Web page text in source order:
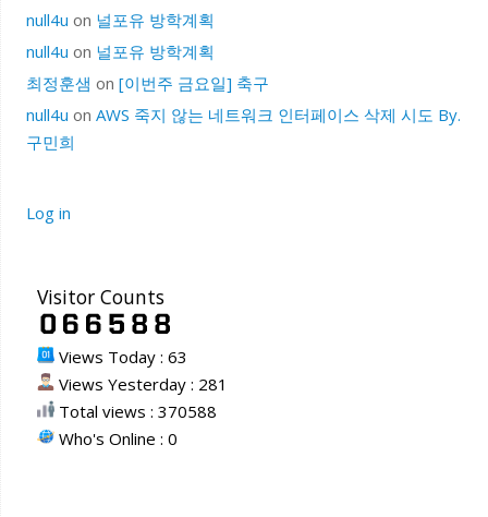
null4u on 널포유 방학계획
null4u on 널포유 방학계획
최정훈샘 on [이번주 금요일] 축구
null4u on AWS 죽지 않는 네트워크 인터페이스 삭제 시도 By.
구민희
Log in
Visitor Counts
Views Today : 63
Views Yesterday : 281
Total views : 370588
Who's Online : 0